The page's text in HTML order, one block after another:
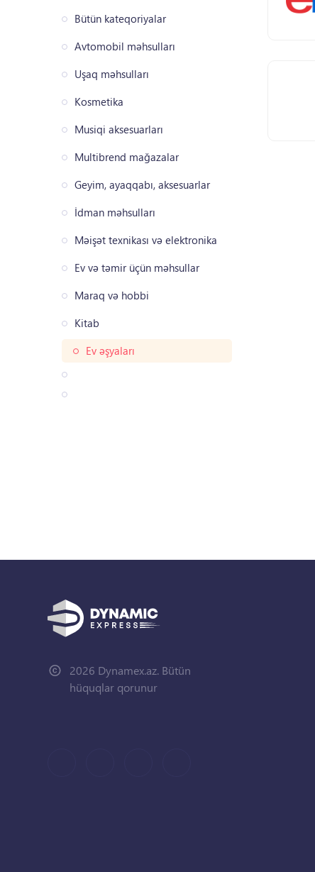
Bütün kateqoriyalar
Avtomobil məhsulları
Uşaq məhsulları
Kosmetika
Musiqi aksesuarları
Multibrend mağazalar
Geyim, ayaqqabı, aksesuarlar
İdman məhsulları
Məişət texnikası və elektronika
Ev və təmir üçün məhsullar
Maraq və hobbi
Kitab
Ev əşyaları
2026 Dynamex.az. Bütün
hüquqlar qorunur